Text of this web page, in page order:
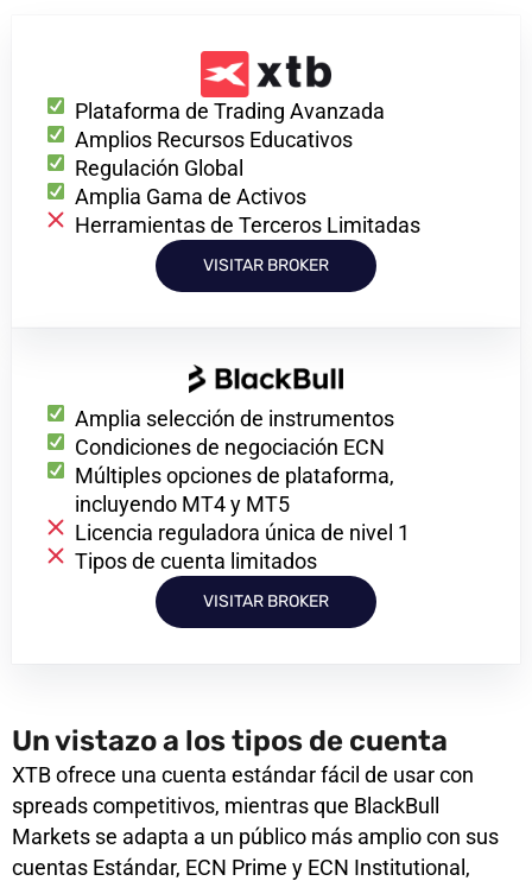
Plataforma de Trading Avanzada
Amplios Recursos Educativos
Regulación Global
Amplia Gama de Activos
Herramientas de Terceros Limitadas
VISITAR BROKER
Amplia selección de instrumentos
Condiciones de negociación ECN
Múltiples opciones de plataforma,
incluyendo MT4 y MT5
Licencia reguladora única de nivel 1
Tipos de cuenta limitados
VISITAR BROKER
Un vistazo a los tipos de cuenta
XTB ofrece una cuenta estándar fácil de usar con
spreads competitivos, mientras que BlackBull
Markets se adapta a un público más amplio con sus
cuentas Estándar, ECN Prime y ECN Institutional,